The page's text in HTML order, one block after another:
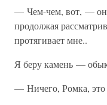
— Чем-чем, вот, — он
продолжая
протягивает мне..
Я беру камень —
— Ничего, Ромка, это